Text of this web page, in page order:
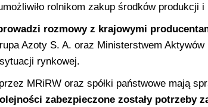
rolnikom zakup środków produkcji i
rozmowy z krajowymi
Azoty S. A. oraz Ministerstwem Aktywów
rynkowej.
MRiRW oraz spółki państwowe mają
zabezpieczone zostały potrzeby